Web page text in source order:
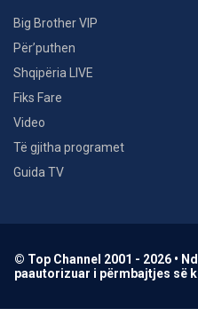
Big Brother VIP
Për’puthen
Shqipëria LIVE
Fiks Fare
Video
Të gjitha programet
Guida TV
© Top Channel 2001 - 2026 •
paautorizuar i përmbajtjes së